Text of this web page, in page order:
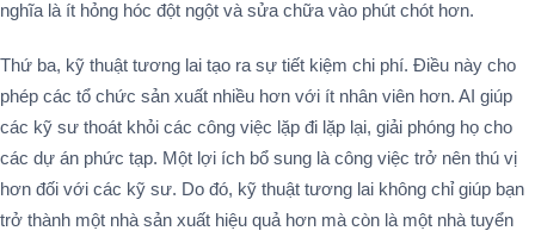
nghĩa là ít hỏng hóc đột ngột và sửa chữa vào phút chót hơn.
Thứ ba, kỹ thuật tương lai tạo ra sự tiết kiệm chi phí. Điều này cho
phép các tổ chức sản xuất nhiều hơn với ít nhân viên hơn. AI giúp
các kỹ sư thoát khỏi các công việc lặp đi lặp lại, giải phóng họ cho
các dự án phức tạp. Một lợi ích bổ sung là công việc trở nên thú vị
hơn đối với các kỹ sư. Do đó, kỹ thuật tương lai không chỉ giúp bạn
trở thành một nhà sản xuất hiệu quả hơn mà còn là một nhà tuyển